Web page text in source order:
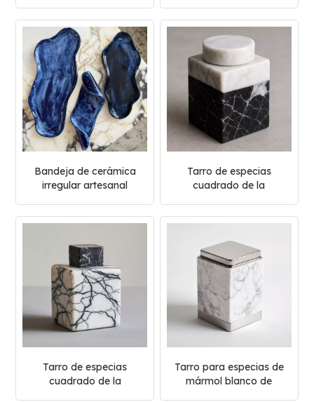
minimalista
Bandeja de cerámica
irregular artesanal
Tarro de especias
cuadrado de la
blanco y negro
Tarro de especias
cuadrado de la
Tarro para especias de
mármol blanco de